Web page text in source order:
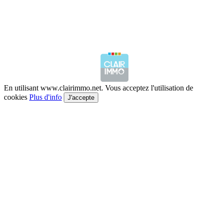
En utilisant www.clairimmo.net. Vous acceptez l'utilisation de
cookies Plus d'info J'accepte